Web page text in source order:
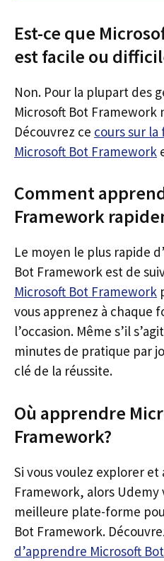
Est-ce que
est facile ou
Non. Pour la plupart des
Microsoft Bot Framework
Découvrez ce cours sur la
Microsoft Bot Framework
Comment
Framework
Le moyen le plus rapide
Bot Framework est de
Microsoft Bot Framework
vous apprenez à chaque
l’occasion. Même s’il
minutes de pratique par
clé de la réussite.
Où apprendre
Framework?
Si vous voulez explorer
Framework, alors Udemy
meilleure plate-forme
Bot Framework.
d’apprendre Microsoft